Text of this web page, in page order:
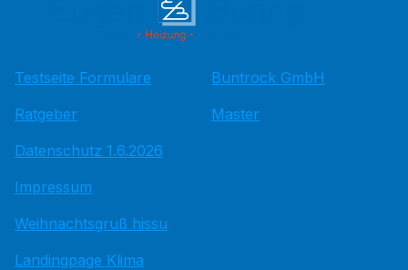
Testseite Formulare
Ratgeber
Datenschutz 1.6.2026
Impressum
Weihnachtsgruß hissu
Landingpage Klima
Buntrock GmbH
Master